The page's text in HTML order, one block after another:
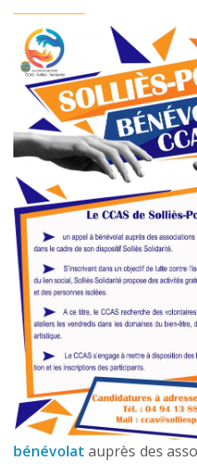
bénévolat auprès des